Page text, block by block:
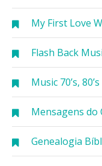
My First Love
Flash Back
Music 70’s, 80’s
Mensagens do
Genealogia